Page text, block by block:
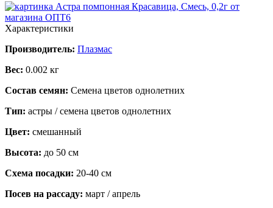
Характеристики
Производитель: Плазмас
Вес: 0.002 кг
Состав семян: Семена цветов однолетних
Тип: астры / семена цветов однолетних
Цвет: смешанный
Высота: до 50 см
Схема посадки: 20-40 см
Посев на рассаду: март / апрель